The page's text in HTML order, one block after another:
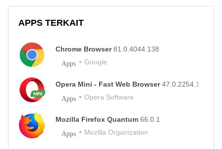
APPS TERKAIT
Chrome Browser81.0.4044.138
Apps Google
Opera Mini - Fast Web Browser47.0.2254.146760
Apps Opera Software
Mozilla Firefox Quantum 66.0.1
Apps Mozilla Organization